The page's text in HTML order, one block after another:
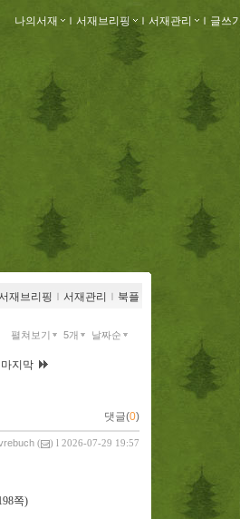
나의서재 ｌ 서재브리핑 ｌ 서재관리 ｌ 글쓰기
재브리핑 ｌ 서재관리 ｌ 북플
펼쳐보기 5개 날짜순
마지막
댓글(0)
( ) l 2026-07-29 19:57
쪽)